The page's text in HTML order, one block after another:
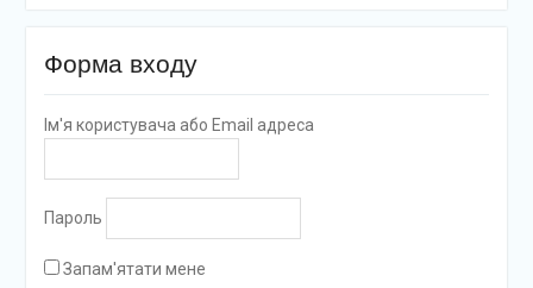
Форма входу
Ім'я користувача або Email адреса
Пароль
Запам'ятати мене